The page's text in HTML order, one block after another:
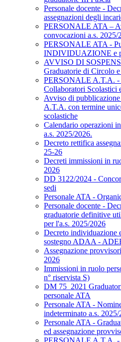
Personale docente -
assegnazioni degli
PERSONALE ATA –
convocazioni a.s. 2025/
PERSONALE ATA -
INDIVIDUAZIONE e
AVVISO DI
Graduatorie di Circolo
PERSONALE A.T.A. -
Collaboratori Scolastici
Avviso di
A.T.A. con termine
scolastiche
Calendario operazioni
a.s. 2025/2026.
Decreto rettifica
25-26
Decreti immissioni in
2026
DD 3122/2024 -
sedi
Personale ATA -
Personale docente -
graduatorie definitive
per l'a.s. 2025/2026
Decreto individuazione
sostegno ADAA -
Assegnazione
2026
Immissioni in ruolo
n° riservista S)
DM 75_2021
personale ATA
Personale ATA -
indeterminato a.s. 2025/
Personale ATA -
ed assegnazione